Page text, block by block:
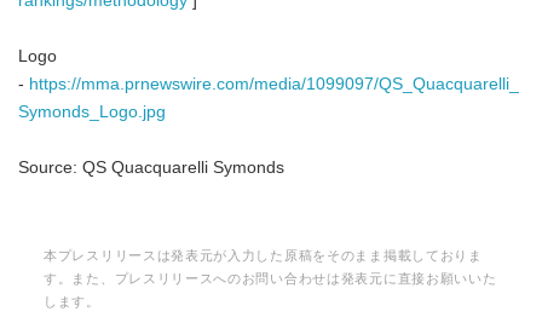
Logo
- https://mma.prnewswire.com/media/1099097/QS_Quacquarelli_
Symonds_Logo.jpg
Source: QS Quacquarelli Symonds
本プレスリリースは発表元が入力した原稿をそのまま掲載しておりま
す。また、プレスリリースへのお問い合わせは発表元に直接お願いいた
します。